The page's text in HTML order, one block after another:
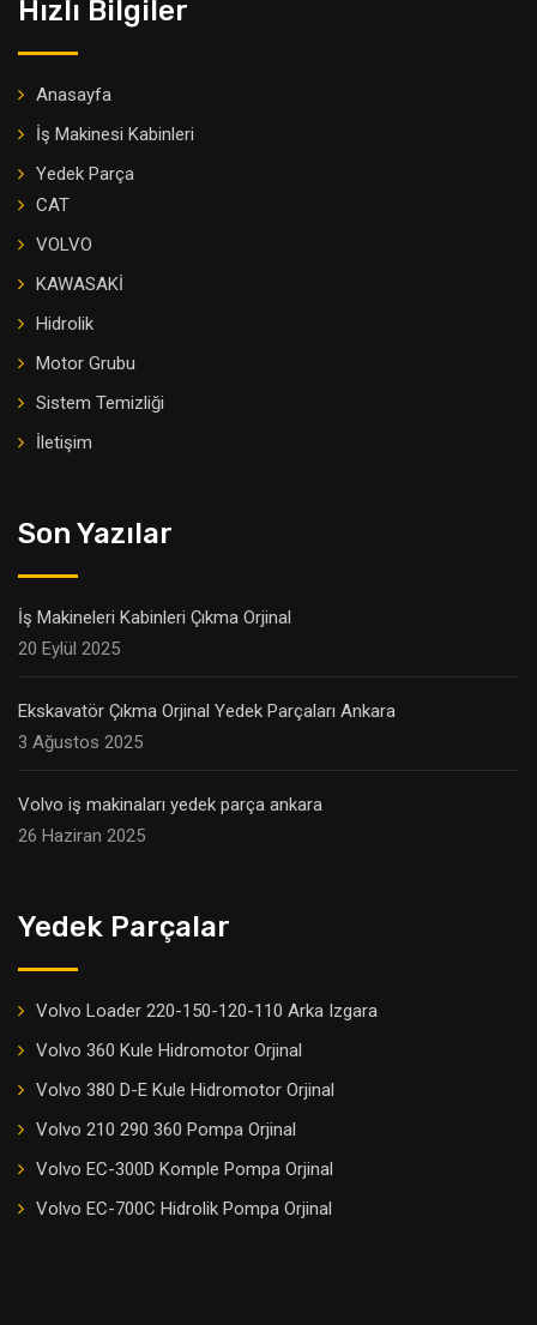
Hızlı Bilgiler
Anasayfa
İş Makinesi Kabinleri
Yedek Parça
CAT
VOLVO
KAWASAKİ
Hidrolik
Motor Grubu
Sistem Temizliği
İletişim
Son Yazılar
İş Makineleri Kabinleri Çıkma Orjinal
20 Eylül 2025
Ekskavatör Çıkma Orjinal Yedek Parçaları Ankara
3 Ağustos 2025
Volvo iş makinaları yedek parça ankara
26 Haziran 2025
Yedek Parçalar
Volvo Loader 220-150-120-110 Arka Izgara
Volvo 360 Kule Hidromotor Orjinal
Volvo 380 D-E Kule Hidromotor Orjinal
Volvo 210 290 360 Pompa Orjinal
Volvo EC-300D Komple Pompa Orjinal
Volvo EC-700C Hidrolik Pompa Orjinal